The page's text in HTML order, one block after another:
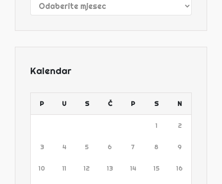
Kalendar
P U S Č P S N
1 2
3 4 5 6 7 8 9
10 11 12 13 14 15 16